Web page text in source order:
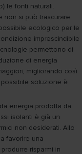
le fonti naturali.
non si può trascurare
ecologico per le
imprescindibile
permettono di
di energia
migliorando così
soluzione è
energia prodotta da
isolanti è già un
non desiderati. Allo
favorire una
risparmi in